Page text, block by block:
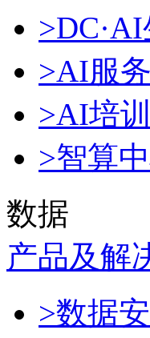
>AI服务
>AI培训
>智算
数据
产品及解
>数据